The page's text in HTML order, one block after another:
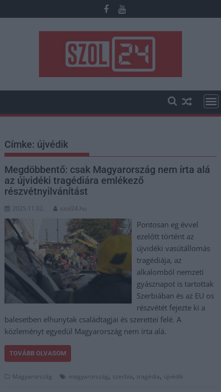
to
Címke: újvédik
Megdöbbentő: csak Magyarország nem írta alá
az újvidéki tragédiára emlékező
részvétnyilvánítást
2025.11.02. szol24.hu
Pontosan eg évvel
ezelőtt történt az
újvidéki vasútállomás
tragédiája, az
alkalomból nemzeti
gyásznapot is tartottak
Szerbiában és az EU os
részvétét fejezte ki a
balesetben elhunytak családtagjai és szerettei felé. A
közleményt egyedül Magyarország nem írta alá.
TOVÁBB OLVASOM
Magyarország magyarország, szerbia, tragédia, újvédik